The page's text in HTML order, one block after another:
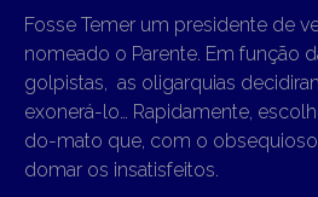
Fosse Temer um presidente de
nomeado o Parente. Em função
golpistas, as oligarquias
exonerá-lo… Rapidamente,
do-mato que, com o obsequioso
domar os insatisfeitos.